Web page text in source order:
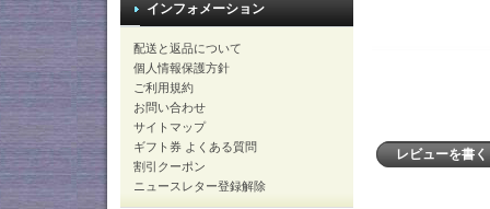
インフォメーション
配送と返品について
個人情報保護方針
ご利用規約
お問い合わせ
サイトマップ
ギフト券 よくある質問
割引クーポン
ニュースレター登録解除
レビューを書